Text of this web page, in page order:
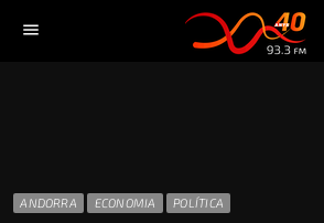
menu
ANDORRA ECONOMIA POLÍTICA